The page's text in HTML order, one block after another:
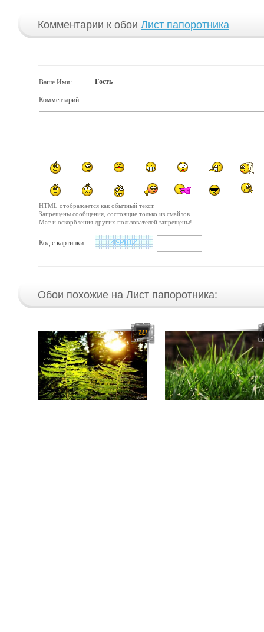
Комментарии к обои Лист папоротника
Ваше Имя: Гость
Комментарий:
HTML отображается как обычный текст.
Запрещены сообщения, состоящие только из смайлов.
Мат и оскорбления других пользователей запрещены!
Код с картинки:
Обои похожие на Лист папоротника: